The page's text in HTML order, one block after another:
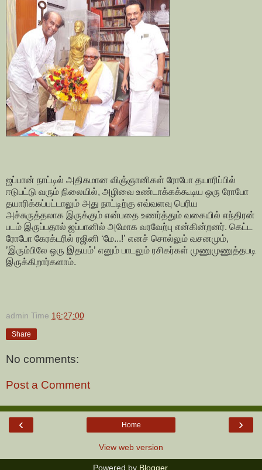
ஜப்பான் நாட்டில் அதிகமான விஞ்ஞானிகள் ரோபோ தயாரிப்பில்
ஈடுபட்டு வரும் நிலையில், அழிவை உண்டாக்கக்கூடிய ஒரு ரோபோ
தயாரிக்கப்பட்டாலும் அது நாட்டிற்கு எவ்வளவு பெரிய
அச்சுருத்தலாக இருக்கும் என்பதை உணர்த்தும் வகையில் எந்திரன்
படம் இருப்பதால் ஜப்பானில் அமோக வரவேற்பு என்கின்றனர். கெட்ட
ரோபோ கேரக்டரில் ரஜினி ‘மே...!’ எனச் சொல்லும் வசனமும்,
’இரும்பிலே ஒரு இதயம்’ எனும் பாடலும் ரசிகர்கள் முணுமுணுத்தபடி
இருக்கிறார்களாம்.
admin Time 16:27:00
Share
No comments:
Post a Comment
‹ ›
Home
View web version
Powered by Blogger.